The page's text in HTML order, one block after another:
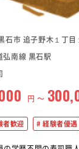
石市 追子野木１丁目
弘南線 黒石駅
円 〜
者歓迎 経験者優遇